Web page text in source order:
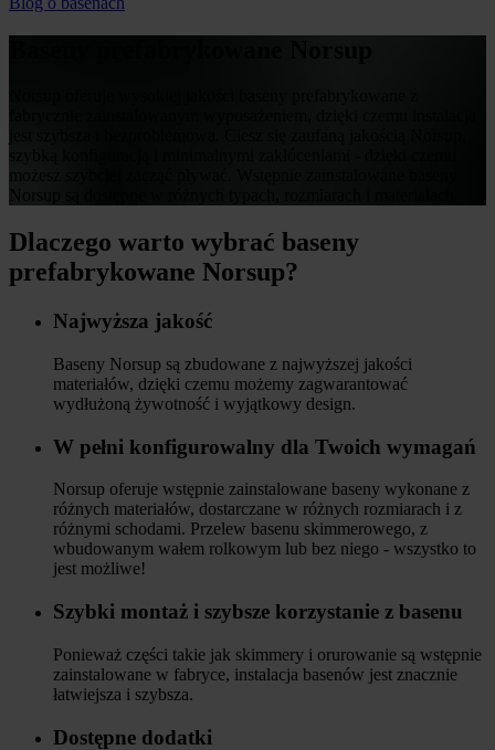
Dlaczego warto wybrać baseny
prefabrykowane Norsup?
Najwyższa jakość
Baseny Norsup są zbudowane z najwyższej jakości
materiałów, dzięki czemu możemy zagwarantować
wydłużoną żywotność i wyjątkowy design.
W pełni konfigurowalny dla Twoich wymagań
Norsup oferuje wstępnie zainstalowane baseny wykonane z
różnych materiałów, dostarczane w różnych rozmiarach i z
różnymi schodami. Przelew basenu skimmerowego, z
wbudowanym wałem rolkowym lub bez niego - wszystko to
jest możliwe!
Szybki montaż i szybsze korzystanie z basenu
Ponieważ części takie jak skimmery i orurowanie są wstępnie
zainstalowane w fabryce, instalacja basenów jest znacznie
łatwiejsza i szybsza.
Dostępne dodatki